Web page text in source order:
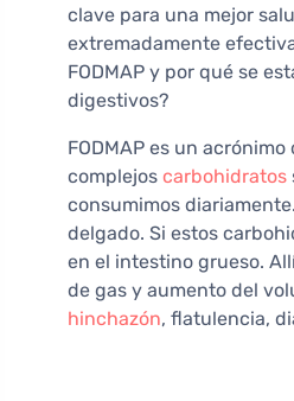
clave para una mejor
extremadamente
FODMAP y por qué se
digestivos?
FODMAP es un acrónimo
complejos carbohidratos
consumimos
delgado. Si estos
en el intestino grueso.
de gas y aumento del
hinchazón, flatulencia,